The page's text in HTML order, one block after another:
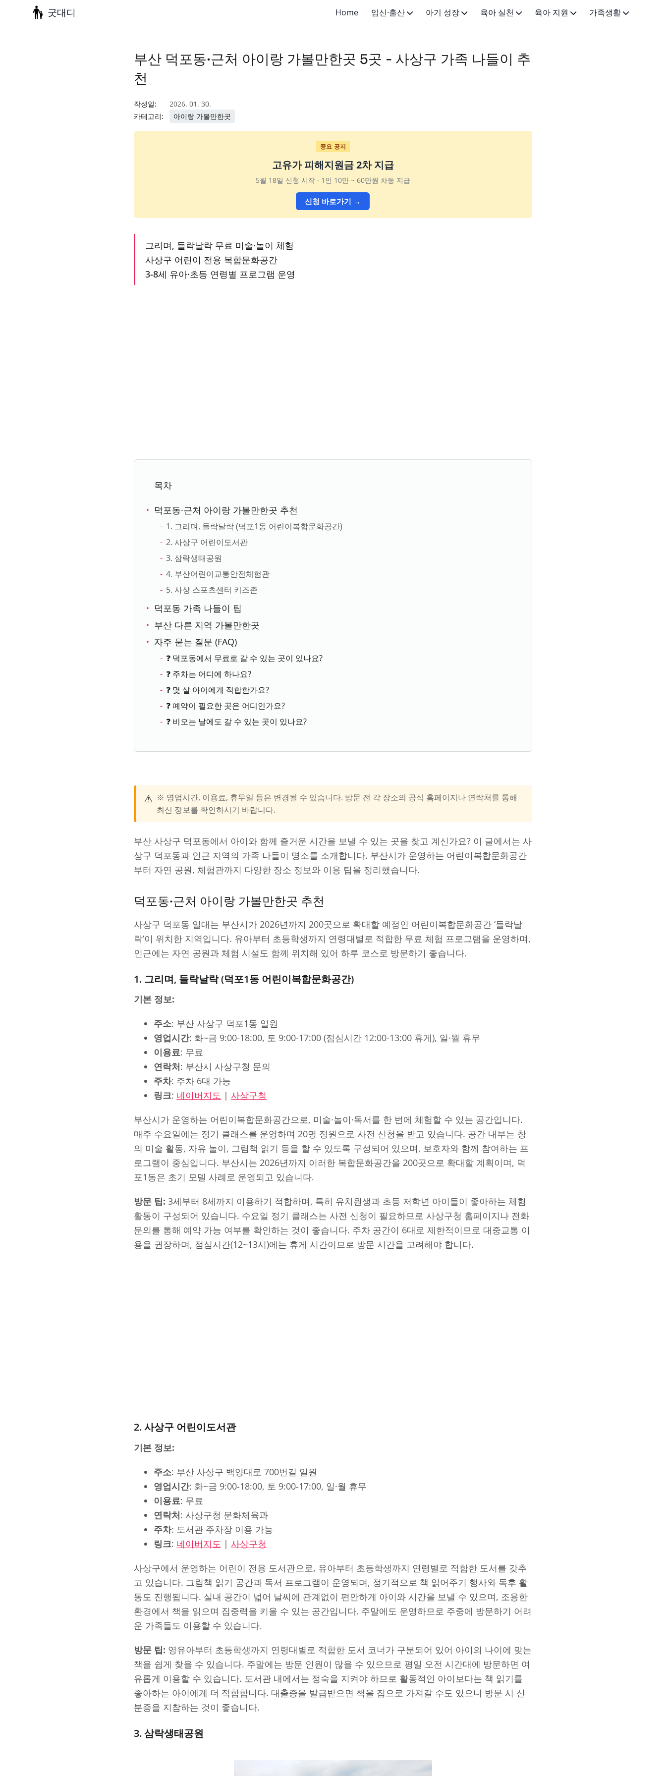
굿대디 Home 임신·출산
출산·산후
아기 성장
영아 (4-12개월)
육아 실천
육아법·교육
육아 지원
금융 지원
가족생활
부산 덕포동·근처 아이랑 가볼만한곳 5곳 - 사상구 가족 나들이 추
천
작성일:
2026. 01. 30.
카테고리:
아이랑 가볼만한곳
중요 공지
고유가 피해지원금 2차 지급
5월 18일 신청 시작 · 1인 10만 ~ 60만원 차등 지급
신청 바로가기 →
그리며, 들락날락 무료 미술·놀이 체험
사상구 어린이 전용 복합문화공간
3-8세 유아·초등 연령별 프로그램 운영
목차
덕포동·근처 아이랑 가볼만한곳 추천
1. 그리며, 들락날락 (덕포1동 어린이복합문화공간)
2. 사상구 어린이도서관
3. 삼락생태공원
4. 부산어린이교통안전체험관
5. 사상 스포츠센터 키즈존
덕포동 가족 나들이 팁
부산 다른 지역 가볼만한곳
자주 묻는 질문 (FAQ)
❓ 덕포동에서 무료로 갈 수 있는 곳이 있나요?
❓ 주차는 어디에 하나요?
❓ 몇 살 아이에게 적합한가요?
❓ 예약이 필요한 곳은 어디인가요?
❓ 비오는 날에도 갈 수 있는 곳이 있나요?
⚠️ ※ 영업시간, 이용료, 휴무일 등은 변경될 수 있습니다. 방문 전 각 장소의 공식 홈페이지나 연락처를 통해
최신 정보를 확인하시기 바랍니다.
부산 사상구 덕포동에서 아이와 함께 즐거운 시간을 보낼 수 있는 곳을 찾고 계신가요? 이 글에서는 사
상구 덕포동과 인근 지역의 가족 나들이 명소를 소개합니다. 부산시가 운영하는 어린이복합문화공간
부터 자연 공원, 체험관까지 다양한 장소 정보와 이용 팁을 정리했습니다.
덕포동·근처 아이랑 가볼만한곳 추천
사상구 덕포동 일대는 부산시가 2026년까지 200곳으로 확대할 예정인 어린이복합문화공간 ‘들락날
락’이 위치한 지역입니다. 유아부터 초등학생까지 연령대별로 적합한 무료 체험 프로그램을 운영하며,
인근에는 자연 공원과 체험 시설도 함께 위치해 있어 하루 코스로 방문하기 좋습니다.
1. 그리며, 들락날락 (덕포1동 어린이복합문화공간)
기본 정보:
주소: 부산 사상구 덕포1동 일원
영업시간: 화~금 9:00-18:00, 토 9:00-17:00 (점심시간 12:00-13:00 휴게), 일·월 휴무
이용료: 무료
연락처: 부산시 사상구청 문의
주차: 주차 6대 가능
링크: 네이버지도 | 사상구청
부산시가 운영하는 어린이복합문화공간으로, 미술·놀이·독서를 한 번에 체험할 수 있는 공간입니다.
매주 수요일에는 정기 클래스를 운영하며 20명 정원으로 사전 신청을 받고 있습니다. 공간 내부는 창
의 미술 활동, 자유 놀이, 그림책 읽기 등을 할 수 있도록 구성되어 있으며, 보호자와 함께 참여하는 프
로그램이 중심입니다. 부산시는 2026년까지 이러한 복합문화공간을 200곳으로 확대할 계획이며, 덕
포1동은 초기 모델 사례로 운영되고 있습니다.
방문 팁: 3세부터 8세까지 이용하기 적합하며, 특히 유치원생과 초등 저학년 아이들이 좋아하는 체험
활동이 구성되어 있습니다. 수요일 정기 클래스는 사전 신청이 필요하므로 사상구청 홈페이지나 전화
문의를 통해 예약 가능 여부를 확인하는 것이 좋습니다. 주차 공간이 6대로 제한적이므로 대중교통 이
용을 권장하며, 점심시간(12~13시)에는 휴게 시간이므로 방문 시간을 고려해야 합니다.
2. 사상구 어린이도서관
기본 정보:
주소: 부산 사상구 백양대로 700번길 일원
영업시간: 화~금 9:00-18:00, 토 9:00-17:00, 일·월 휴무
이용료: 무료
연락처: 사상구청 문화체육과
주차: 도서관 주차장 이용 가능
링크: 네이버지도 | 사상구청
사상구에서 운영하는 어린이 전용 도서관으로, 유아부터 초등학생까지 연령별로 적합한 도서를 갖추
고 있습니다. 그림책 읽기 공간과 독서 프로그램이 운영되며, 정기적으로 책 읽어주기 행사와 독후 활
동도 진행됩니다. 실내 공간이 넓어 날씨에 관계없이 편안하게 아이와 시간을 보낼 수 있으며, 조용한
환경에서 책을 읽으며 집중력을 키울 수 있는 공간입니다. 주말에도 운영하므로 주중에 방문하기 어려
운 가족들도 이용할 수 있습니다.
방문 팁: 영유아부터 초등학생까지 연령대별로 적합한 도서 코너가 구분되어 있어 아이의 나이에 맞는
책을 쉽게 찾을 수 있습니다. 주말에는 방문 인원이 많을 수 있으므로 평일 오전 시간대에 방문하면 여
유롭게 이용할 수 있습니다. 도서관 내에서는 정숙을 지켜야 하므로 활동적인 아이보다는 책 읽기를
좋아하는 아이에게 더 적합합니다. 대출증을 발급받으면 책을 집으로 가져갈 수도 있으니 방문 시 신
분증을 지참하는 것이 좋습니다.
3. 삼락생태공원